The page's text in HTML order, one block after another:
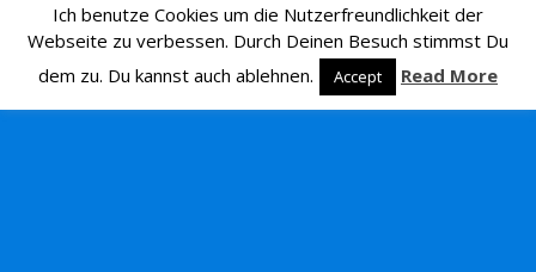
Ich benutze Cookies um die Nutzerfreundlichkeit der
Webseite zu verbessen. Durch Deinen Besuch stimmst Du
dem zu. Du kannst auch ablehnen.
Accept Read More